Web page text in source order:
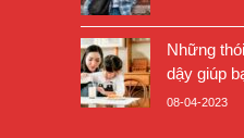
Những
dậy giúp
08-04-2023